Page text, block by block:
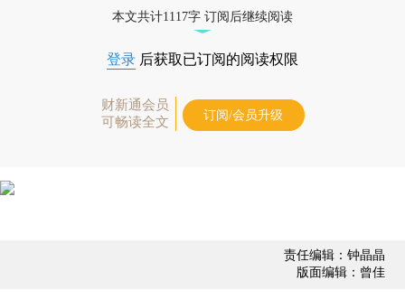
本文共计1117字 订阅后继续阅读
登录 后获取已订阅的阅读权限
财新通会员
可畅读全文
订阅/会员升级
责任编辑：钟晶晶
版面编辑：曾佳